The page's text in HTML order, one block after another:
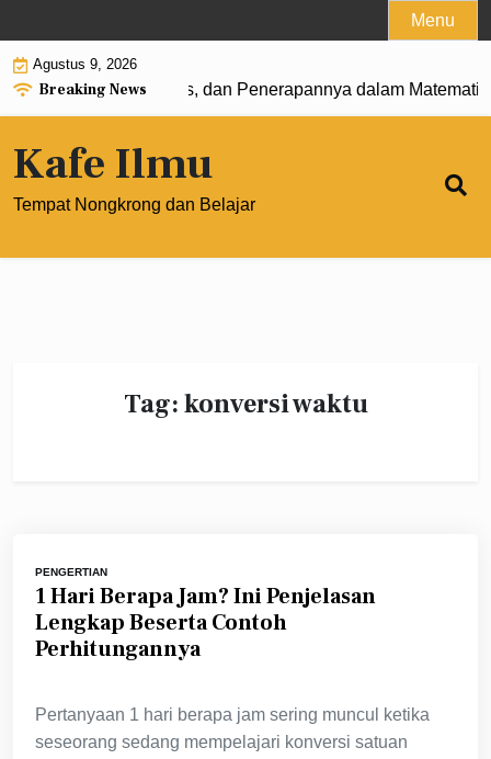
to
content
Menu
Agustus 9, 2026
Breaking News
Pengertian, Rumus, dan Penerapannya dalam Matematika
Kafe Ilmu
Tempat Nongkrong dan Belajar
Tag:konversi waktu
PENGERTIAN
1 Hari Berapa Jam? Ini Penjelasan
Lengkap Beserta Contoh
Perhitungannya
Pertanyaan 1 hari berapa jam sering muncul ketika
seseorang sedang mempelajari konversi satuan